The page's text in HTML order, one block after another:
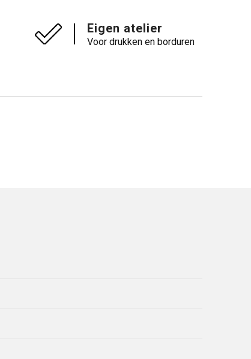
Eigen atelier
Voor drukken en borduren